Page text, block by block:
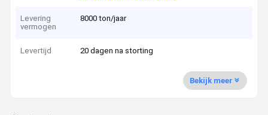
Levering
vermogen
8000 ton/jaar
Levertijd 20 dagen na storting
Bekijk meer